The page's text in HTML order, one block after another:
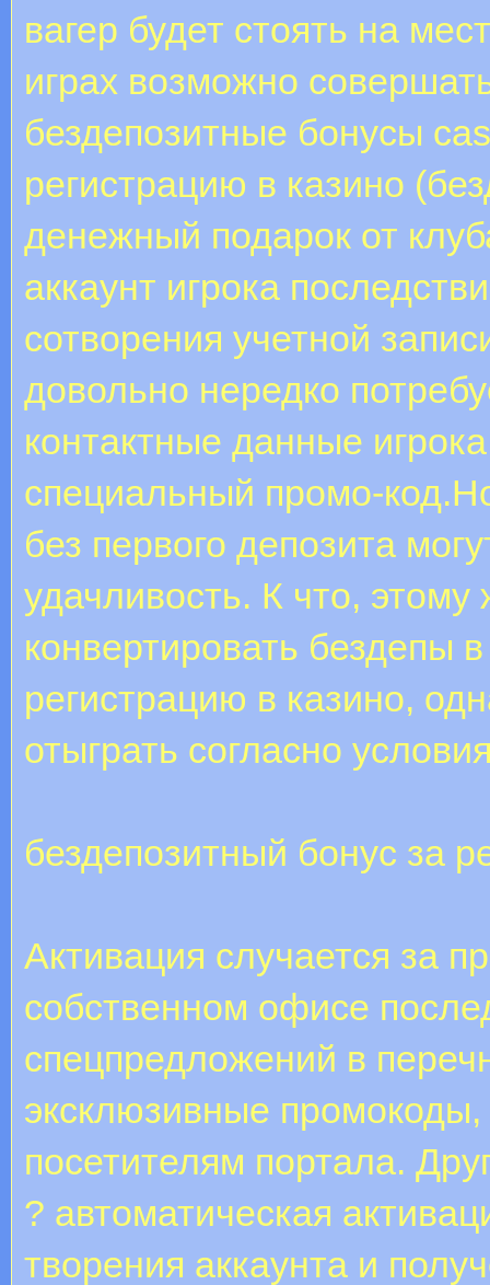
вагер будет стоять на
играх возможно
бездепозитные бонусы
регистрацию в казино
денежный подарок от
аккаунт игрока
сотворения учетной
довольно нередко
контактные данные
специальный промо-
без первого депозита
удачливость. К что,
конвертировать бездепы
регистрацию в казино,
отыграть согласно
бездепозитный бонус за
Активация случается за
собственном офисе
спецпредложений в
эксклюзивные
посетителям портала.
? автоматическая
творения аккаунта и